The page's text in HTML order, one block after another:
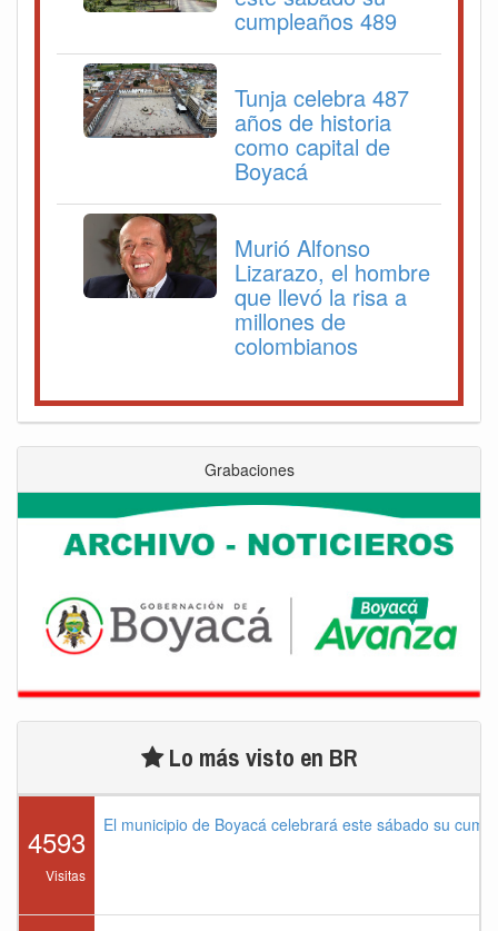
cumpleaños 489
Tunja celebra 487
años de historia
como capital de
Boyacá
Murió Alfonso
Lizarazo, el hombre
que llevó la risa a
millones de
colombianos
Grabaciones
Lo más visto en BR
4593
Visitas
El municipio de Boyacá celebrará este sábado su